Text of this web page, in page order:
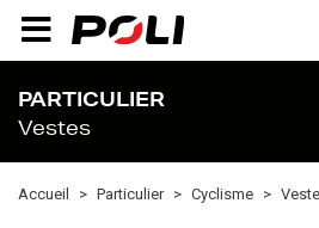
PARTICULIER
Vestes
Accueil Particulier Cyclisme